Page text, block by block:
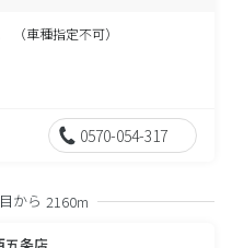
車種指定不可）
0570-054-317
から 2160m